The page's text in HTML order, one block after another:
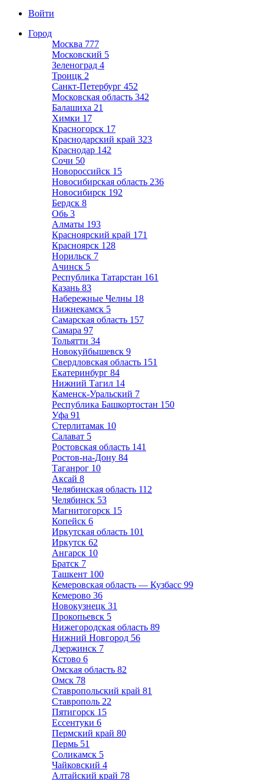
Войти
Город
Москва 777
Московский 5
Зеленоград 4
Троицк 2
Санкт-Петербург 452
Московская область 342
Балашиха 21
Химки 17
Красногорск 17
Краснодарский край 323
Краснодар 142
Сочи 50
Новороссийск 15
Новосибирская область 236
Новосибирск 192
Бердск 8
Обь 3
Алматы 193
Красноярский край 171
Красноярск 128
Норильск 7
Ачинск 5
Республика Татарстан 161
Казань 83
Набережные Челны 18
Нижнекамск 5
Самарская область 157
Самара 97
Тольятти 34
Новокуйбышевск 9
Свердловская область 151
Екатеринбург 84
Нижний Тагил 14
Каменск-Уральский 7
Республика Башкортостан 150
Уфа 91
Стерлитамак 10
Салават 5
Ростовская область 141
Ростов-на-Дону 84
Таганрог 10
Аксай 8
Челябинская область 112
Челябинск 53
Магнитогорск 15
Копейск 6
Иркутская область 101
Иркутск 62
Ангарск 10
Братск 7
Ташкент 100
Кемеровская область — Кузбасс 99
Кемерово 36
Новокузнецк 31
Прокопьевск 5
Нижегородская область 89
Нижний Новгород 56
Дзержинск 7
Кстово 6
Омская область 82
Омск 78
Ставропольский край 81
Ставрополь 22
Пятигорск 15
Ессентуки 6
Пермский край 80
Пермь 51
Соликамск 5
Чайковский 4
Алтайский край 78